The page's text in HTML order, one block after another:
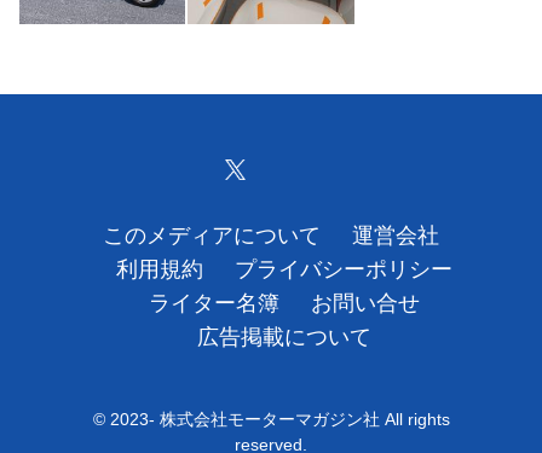
利用規約
お問い合せ
広告掲載について
このメディアについて
運営会社
利用規約
プライバシーポリシー
ライター名簿
お問い合せ
広告掲載について
© 2023- 株式会社モーターマガジン社 All rights
reserved.